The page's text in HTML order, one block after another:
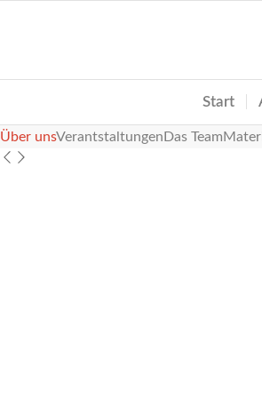
Start
Über unsVerantstaltungen Das Team